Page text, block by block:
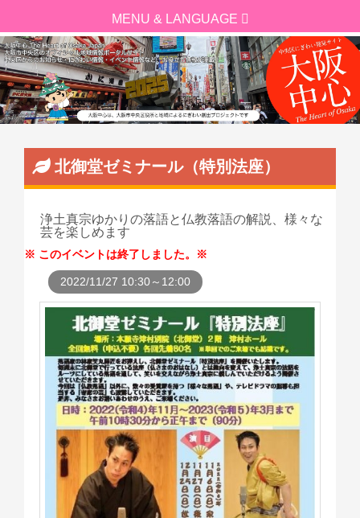
北御堂ゼミナール（特別法座）
浄土真宗ゆかりの落語と仏教落語の解説、様々な
芸を楽しめます
このイベントは終了しました。
2022/11/27 10:30～12:00